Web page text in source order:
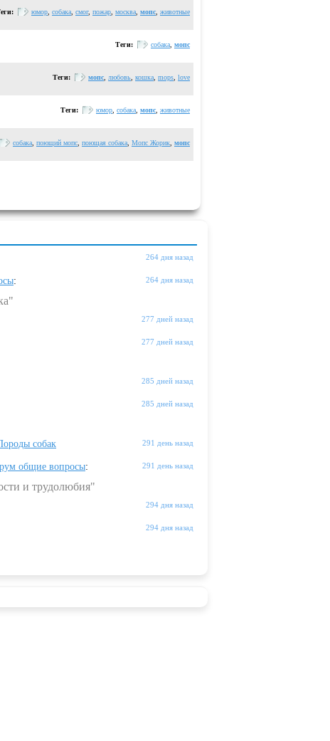
юмор собака смог, пожар москва мопс животные
Теги: собака мопс
Теги: мопс любовь кошка mops love
Теги: юмор собака мопс животные
собака поющий мопс поющая собака Мопс Жорик мопс
264 дня назад
264 дня назад
:
277 дней назад
277 дней назад
285 дней назад
285 дней назад
291 день назад
собак
291 день назад
общие вопросы:
и трудолюбия"
294 дня назад
294 дня назад